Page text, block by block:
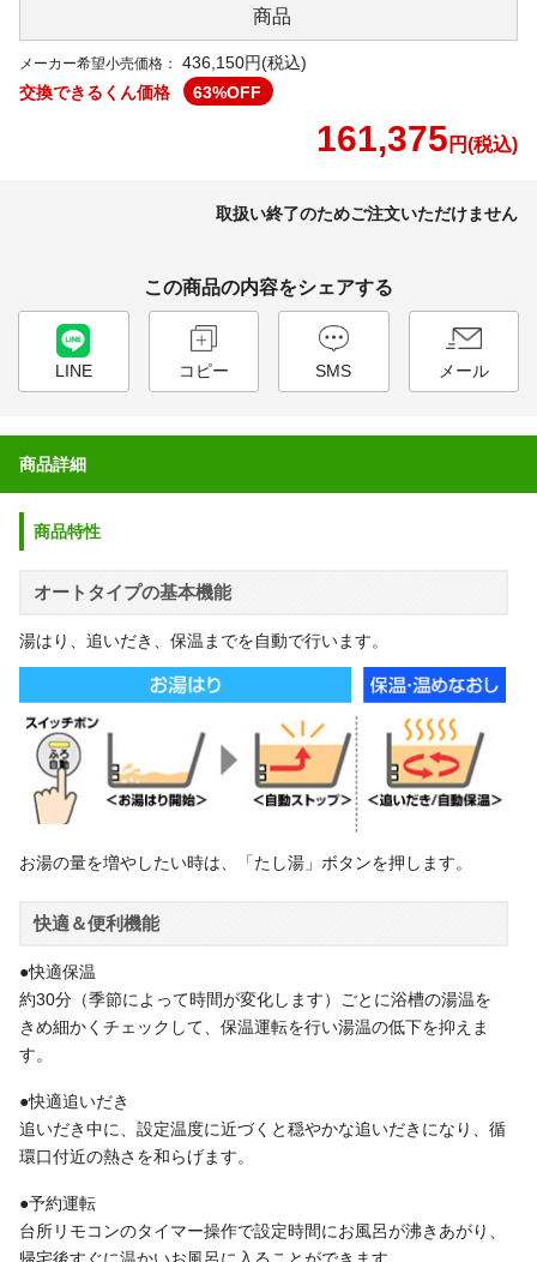
商品
メーカー希望小売価格：
436,150円(税込)
交換できるくん価格
63%OFF
161,375 円(税込)
取扱い終了のためご注文いただけません
この商品の内容をシェアする
LINE コピー SMS メール
商品詳細
商品特性
オートタイプの基本機能
湯はり、追いだき、保温までを自動で行います。
お湯の量を増やしたい時は、「たし湯」ボタンを押します。
快適＆便利機能
●快適保温
約30分（季節によって時間が変化します）ごとに浴槽の湯温を
きめ細かくチェックして、保温運転を行い湯温の低下を抑えま
す。
●快適追いだき
追いだき中に、設定温度に近づくと穏やかな追いだきになり、循
環口付近の熱さを和らげます。
●予約運転
台所リモコンのタイマー操作で設定時間にお風呂が沸きあがり、